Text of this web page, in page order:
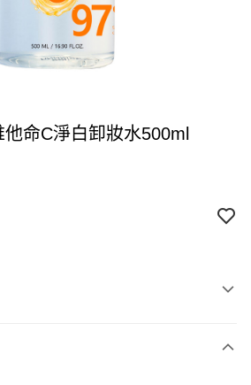
命C淨白卸妝水500ml